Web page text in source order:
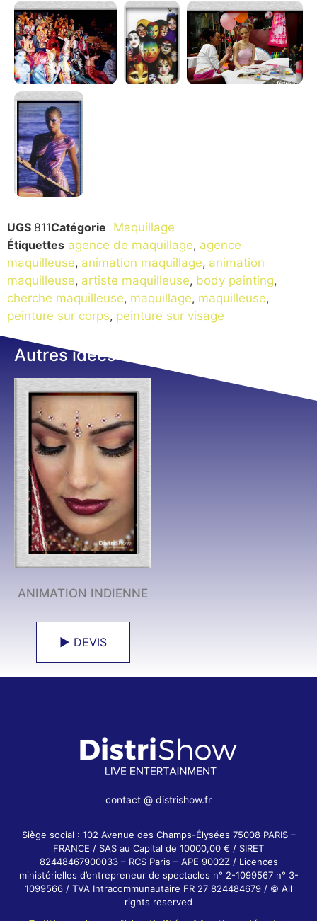
UGS 811Catégorie Maquillage
Étiquettes agence de maquillage, agence
maquilleuse, animation maquillage, animation
maquilleuse, artiste maquilleuse, body painting,
cherche maquilleuse, maquillage, maquilleuse,
peinture sur corps, peinture sur visage
Autres idées
ANIMATION INDIENNE
► DEVIS
contact @ distrishow.fr
Siège social : 102 Avenue des Champs-Élysées 75008 PARIS –
FRANCE / SAS au Capital de 10000,00 € / SIRET
82448467900033 – RCS Paris – APE 9002Z / Licences
ministérielles d’entrepreneur de spectacles n° 2-1099567 n° 3-
1099566 / TVA Intracommunautaire FR 27 824484679 / © All
rights reserved